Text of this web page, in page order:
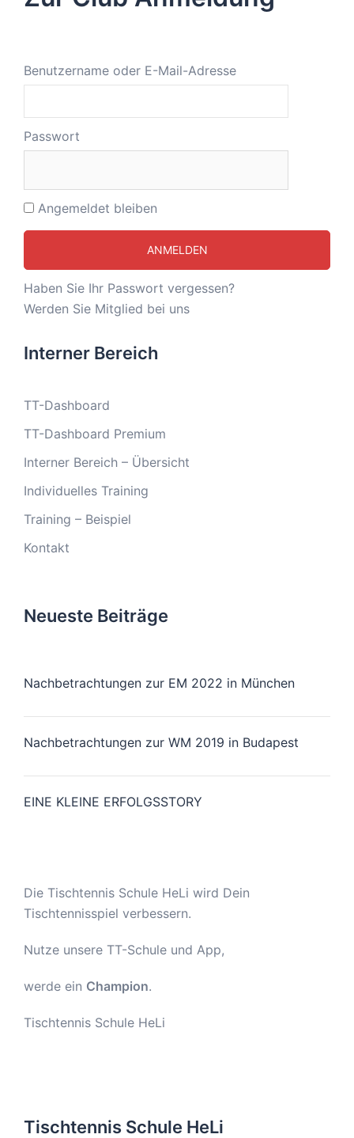
Benutzername oder E-Mail-Adresse
Passwort
Angemeldet bleiben
Haben Sie Ihr Passwort vergessen?
Werden Sie Mitglied bei uns
Interner Bereich
TT-Dashboard
TT-Dashboard Premium
Interner Bereich – Übersicht
Individuelles Training
Training – Beispiel
Kontakt
Neueste Beiträge
Nachbetrachtungen zur EM 2022 in München
Nachbetrachtungen zur WM 2019 in Budapest
EINE KLEINE ERFOLGSSTORY
Die Tischtennis Schule HeLi wird Dein
Tischtennisspiel verbessern.
Nutze unsere TT-Schule und App,
werde ein Champion.
Tischtennis Schule HeLi
Tischtennis Schule HeLi